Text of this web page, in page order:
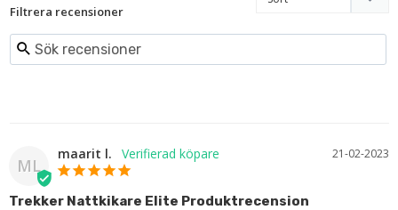
Filtrera recensioner
ML
21-02-2023
maarit l.
Trekker Nattkikare Elite Produktrecension